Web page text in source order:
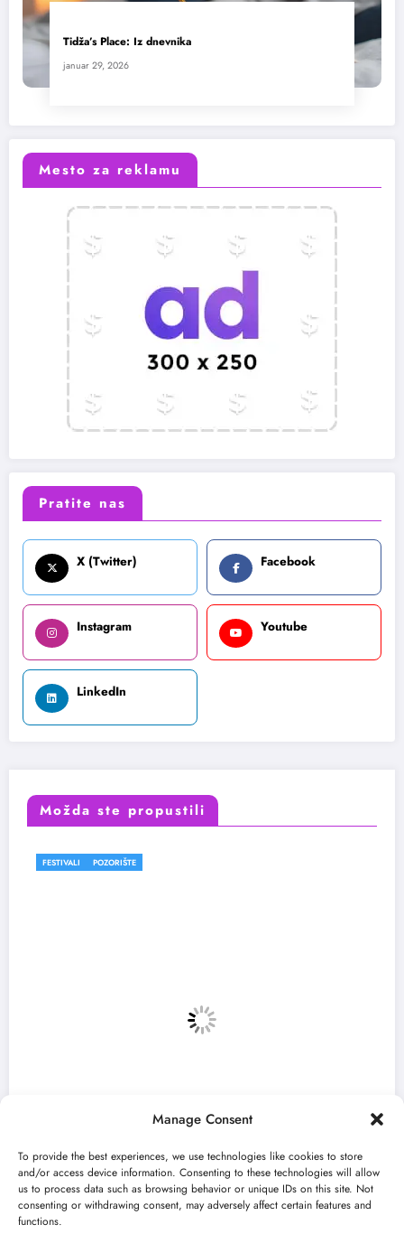
Manage Consent
To provide the best experiences, we use technologies like cookies to store
and/or access device information. Consenting to these technologies will allow
us to process data such as browsing behavior or unique IDs on this site. Not
consenting or withdrawing consent, may adversely affect certain features and
functions.
Tidža’s Place: Iz dnevnika
januar 29, 2026
Mesto za reklamu
Pratite nas
X (Twitter) Facebook
Instagram Youtube
LinkedIn
Možda ste propustili
FESTIVALI
„Najveći mali festival u Vojvodini“ i ovog